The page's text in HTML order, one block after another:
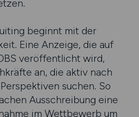
beginnt mit der
Eine Anzeige, die auf
veröffentlicht wird,
an, die aktiv nach
suchen. So
Ausschreibung eine
im Wettbewerb um